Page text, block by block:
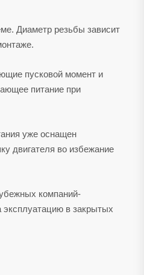
Диаметр резьбы зависит
пусковой момент и
питание при
уже оснащен
двигателя во избежание
компаний-
эксплуатацию в закрытых